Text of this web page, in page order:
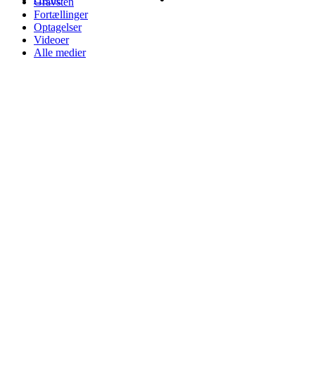
Fortællinger
Optagelser
Videoer
Alle medier